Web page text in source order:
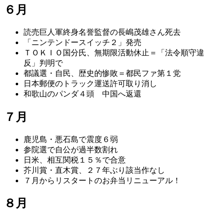
６月
読売巨人軍終身名誉監督の長嶋茂雄さん死去
「ニンテンドースイッチ２」発売
ＴＯＫＩＯ国分氏、無期限活動休止＝「法令順守違
反」判明で
都議選・自民、歴史的惨敗＝都民ファ第１党
日本郵便のトラック運送許可取り消し
和歌山のパンダ４頭 中国へ返還
７月
鹿児島・悪石島で震度６弱
参院選で自公が過半数割れ
日米、相互関税１５％で合意
芥川賞・直木賞、２７年ぶり該当作なし
７月からリスタートのお弁当リニューアル！
８月